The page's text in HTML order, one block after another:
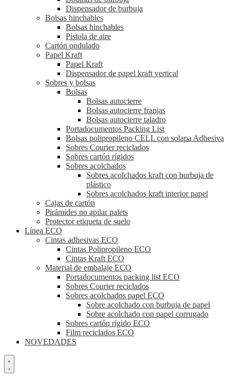
Dispensador de burbuja
Bolsas hinchables
Bolsas hinchables
Pistola de aire
Cartón ondulado
Papel Kraft
Papel Kraft
Dispensador de papel kraft vertical
Sobres y bolsas
Bolsas
Bolsas autocierre
Bolsas autocierre franjas
Bolsas autocierre taladro
Portadocumentos Packing List
Bolsas polipropileno CELL con solapa Adhesiva
Sobres Courier reciclados
Sobres cartón rígidos
Sobres acolchados
Sobres acolchados kraft con burbuja de
plástico
Sobres acolchados kraft interior papel
Cajas de cartón
Pirámides no apilar palets
Protector etiqueta de suelo
Línea ECO
Cintas adhesivas ECO
Cintas Polipropileno ECO
Cintas Kraft ECO
Material de embalaje ECO
Portadocumentos packing list ECO
Sobres Courier reciclados
Sobres acolchados papel ECO
Sobre acolchado con burbuja de papel
Sobre acolchado con papel corrugado
Sobres cartón rígido ECO
Film reciclados ECO
NOVEDADES